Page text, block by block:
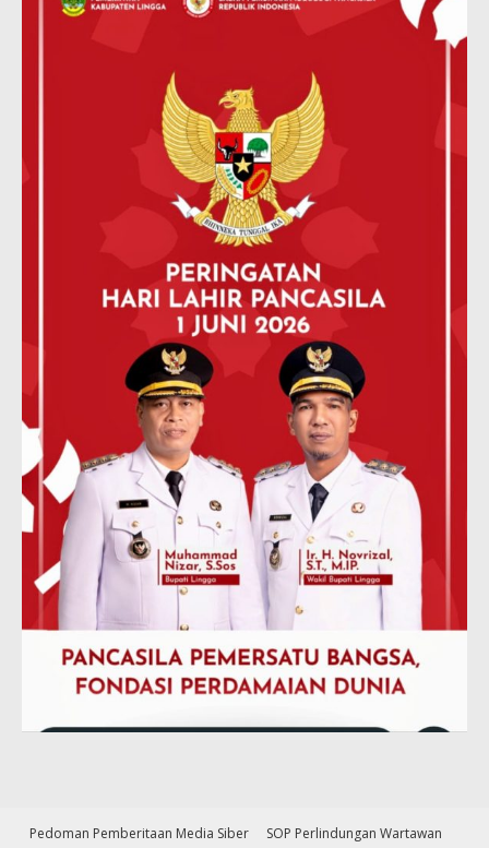
Pedoman Pemberitaan Media Siber
SOP Perlindungan Wartawan